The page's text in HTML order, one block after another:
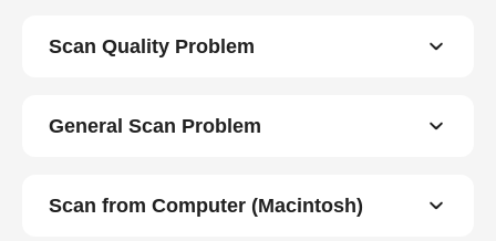
Scan Quality Problem
General Scan Problem
Scan from Computer (Macintosh)